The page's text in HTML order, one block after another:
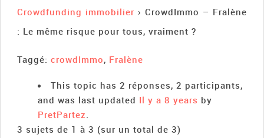
Crowdfunding immobilier › CrowdImmo – Fralène
: Le même risque pour tous, vraiment ?
Taggé: crowdImmo, Fralène
This topic has 2 réponses, 2 participants,
and was last updated Il y a 8 years by
PretPartez.
3 sujets de 1 à 3 (sur un total de 3)